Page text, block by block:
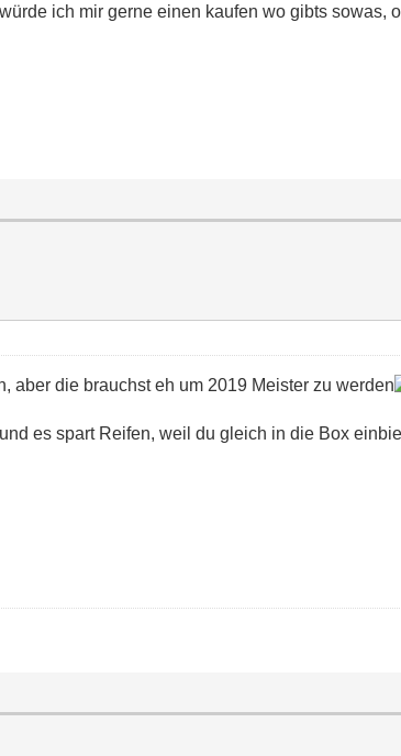
ich mir gerne einen kaufen wo gibts sowas,
aber die brauchst eh um 2019 Meister zu werden
es spart Reifen, weil du gleich in die Box